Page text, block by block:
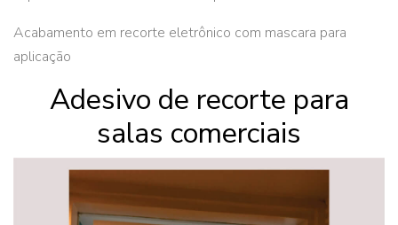
Acabamento em recorte eletrônico com mascara para
aplicação
Adesivo de recorte para
salas comerciais